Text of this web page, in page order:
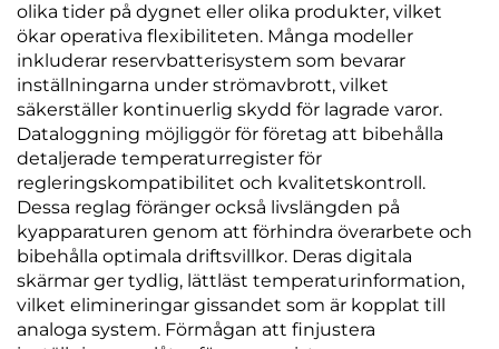
olika tider på dygnet eller olika produkter, vilket
ökar operativa flexibiliteten. Många modeller
inkluderar reservbatterisystem som bevarar
inställningarna under strömavbrott, vilket
säkerställer kontinuerlig skydd för lagrade varor.
Dataloggning möjliggör för företag att bibehålla
detaljerade temperaturregister för
regleringskompatibilitet och kvalitetskontroll.
Dessa reglag föränger också livslängden på
kyapparaturen genom att förhindra överarbete och
bibehålla optimala driftsvillkor. Deras digitala
skärmar ger tydlig, lättläst temperaturinformation,
vilket elimineringar gissandet som är kopplat till
analoga system. Förmågan att finjustera